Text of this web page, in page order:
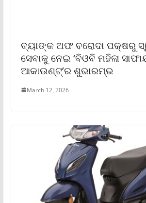
ବ୍ୟାଙ୍କ ଅଫ ବରୋଦା ପକ୍ଷରୁ
ସେବାକୁ ନେଇ ‘ବିଓବି ମହିଳା
ଆକାଉଣ୍ଟ୍’ର ଶୁଭାରମ୍ଭ
March 12, 2026